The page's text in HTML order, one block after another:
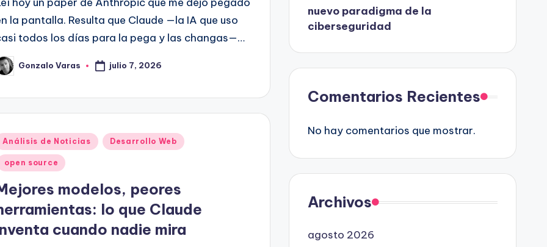
la pantalla. Resulta que Claude —la IA que uso
todos los días para la pega y las changas—…
Gonzalo Varas julio 7, 2026
Análisis de Noticias Desarrollo Web
open source
modelos, peores
lo que Claude
cuando nadie mira
nuevo paradigma de la
ciberseguridad
Comentarios Recientes
No hay comentarios que mostrar.
Archivos
agosto 2026